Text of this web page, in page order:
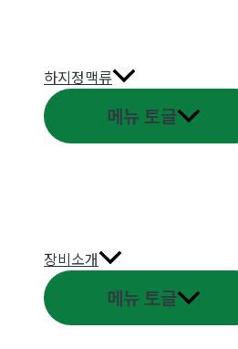
하지정맥류
메뉴 토글
장비소개
메뉴 토글